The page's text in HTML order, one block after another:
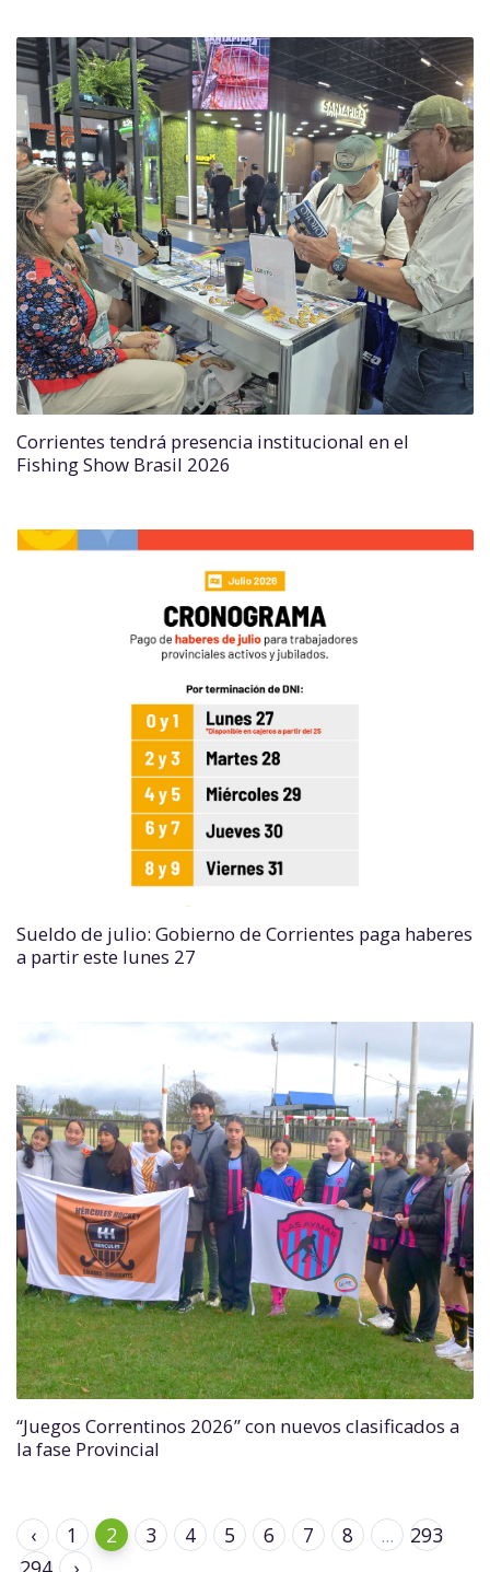
Corrientes tendrá presencia institucional en el
Fishing Show Brasil 2026
Sueldo de julio: Gobierno de Corrientes paga haberes
a partir este lunes 27
“Juegos Correntinos 2026” con nuevos clasificados a
la fase Provincial
‹ 1 2 3 4 5 6 7 8 ...
293